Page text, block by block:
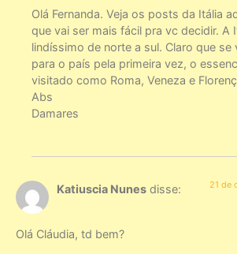
Olá Fernanda. Veja os posts da Itália
que vai ser mais fácil pra vc decidir. A
lindíssimo de norte a sul. Claro que se
para o país pela primeira vez, o
visitado como Roma, Veneza e
Abs
Damares
Katiuscia Nunes disse: 21 de
Olá Cláudia, td bem?